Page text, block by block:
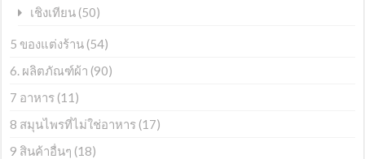
เชิงเทียน (50)
5 ของแต่งร้าน (54)
6. ผลิตภัณฑ์ผ้า (90)
7 อาหาร (11)
8 สมุนไพรที่ไม่ใช่อาหาร (17)
9 สินค้าอื่นๆ (18)